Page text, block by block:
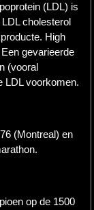
(LDL) is
cholesterol
High
gevarieerde
(vooral
LDL voorkomen.
(Montreal) en
op de 1500